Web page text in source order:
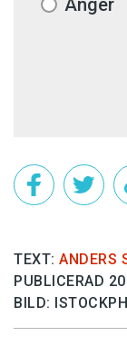
Ånger
TEXT: ANDERS
PUBLICERAD
BILD: